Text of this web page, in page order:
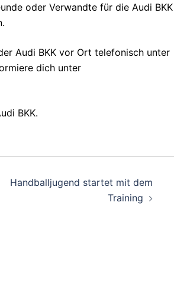
oder Verwandte für die Audi BKK
Audi BKK vor Ort telefonisch unter
dich unter
BKK.
Handballjugend startet mit dem
Training